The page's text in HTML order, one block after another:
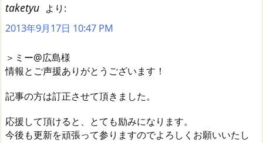
taketyu より:
2013年9月17日 10:47 PM
＞ミー@広島様
情報とご声援ありがとうございます！
記事の方は訂正させて頂きました。
応援して頂けると、とても励みになります。
今後も更新を頑張って参りますのでよろしくお願いいたし